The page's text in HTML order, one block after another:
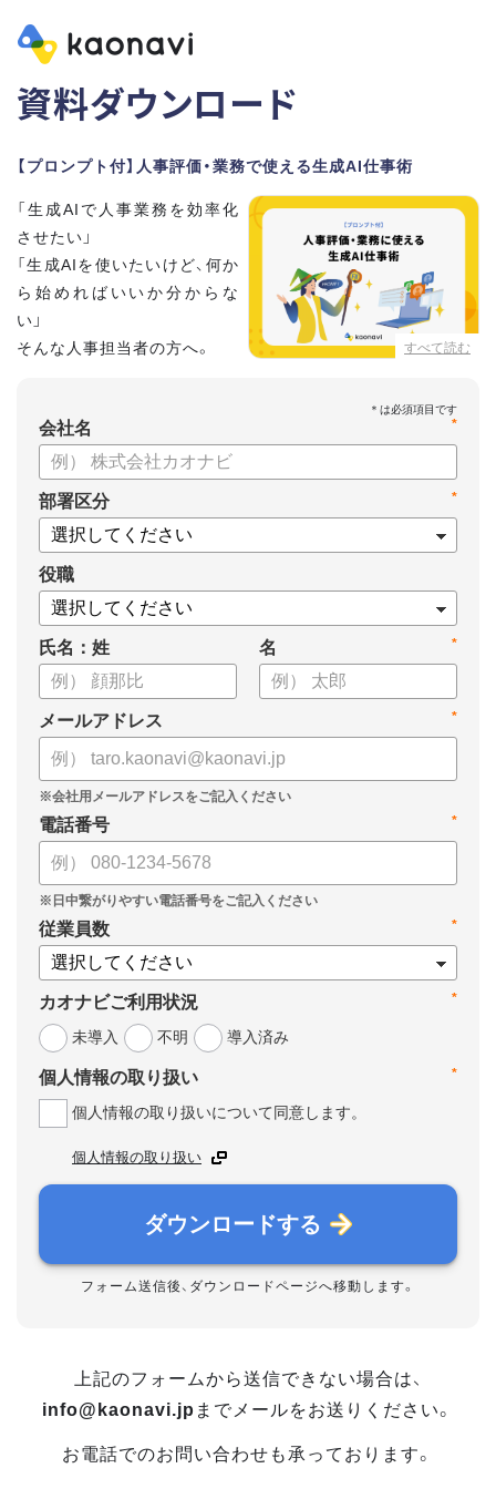
資料ダウンロード
【プロンプト付】人事評価・業務で使える生成AI仕事術
すべて読む
「生成AIで人事業務を効率化
させたい」
「生成AIを使いたいけど、何か
ら始めればいいか分からな
い」
そんな人事担当者の方へ。
本資料では、人事担当者300名の実態調査をもとに現場ですぐ
に役立つ生成AI活用術を紹介しています。
生成AI利用時のポイントや注意事項もまとめているため、これ
から始める方も安心です。評価シートフォーマットの作成や素
案の生成など、コピペで使えるプロンプトも収録！
生成AIを「壁打ち相手」や「作業アシスタント」にして、明日か
らの人事業務を効率化してみませんか？
【資料の内容】
・人事担当者に聞いた「生成AI活用に関する実態調査」
・生成AI利用における注意点やルール
・今日から使えるプロンプト集（人事評価、エンゲージメント業
務）
*
会社名
*
部署区分
役職
氏名：姓 *
名
*
メールアドレス
*
電話番号
*
従業員数
*
カオナビご利用状況
未導入
不明 導入済み
*
個人情報の取り扱い
個人情報の取り扱いについて同意します。
個人情報の取り扱い
ダウンロードする
フォーム送信後、ダウンロードページへ移動します。
上記のフォームから送信できない場合は、
info@kaonavi.jp までメールをお送りください。
お電話でのお問い合わせも承っております。